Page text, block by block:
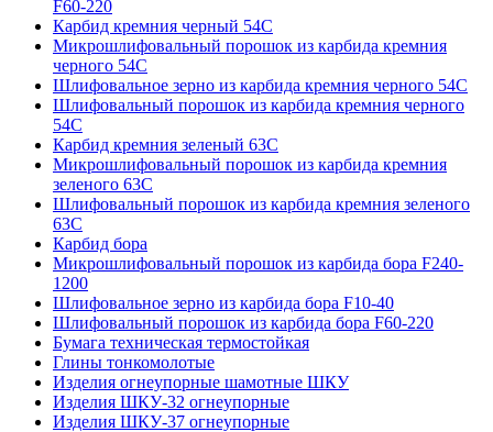
F60-220
Карбид кремния черный 54С
Микрошлифовальный порошок из карбида кремния
черного 54С
Шлифовальное зерно из карбида кремния черного 54C
Шлифовальный порошок из карбида кремния черного
54С
Карбид кремния зеленый 63С
Микрошлифовальный порошок из карбида кремния
зеленого 63С
Шлифовальный порошок из карбида кремния зеленого
63С
Карбид бора
Микрошлифовальный порошок из карбида бора F240-
1200
Шлифовальное зерно из карбида бора F10-40
Шлифовальный порошок из карбида бора F60-220
Бумага техническая термостойкая
Глины тонкомолотые
Изделия огнеупорные шамотные ШКУ
Изделия ШКУ-32 огнеупорные
Изделия ШКУ-37 огнеупорные